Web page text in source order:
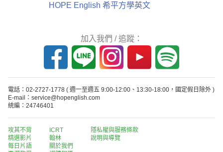
HOPE English 希平方學英文
加入我們 / 追蹤：
電話：02-2727-1778 ( 週一至週五 9:00-12:00、13:30-18:00，國定假日除外 )
E-mail：service@hopenglish.com
統編：24746401
攻其不背
精選影片
每日片語
ICRT
翰林
關於我們
隱私權與服務條款
說明與導覽